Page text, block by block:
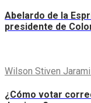
Abelardo de la
presidente de
Wilson Stiven
¿Cómo votar